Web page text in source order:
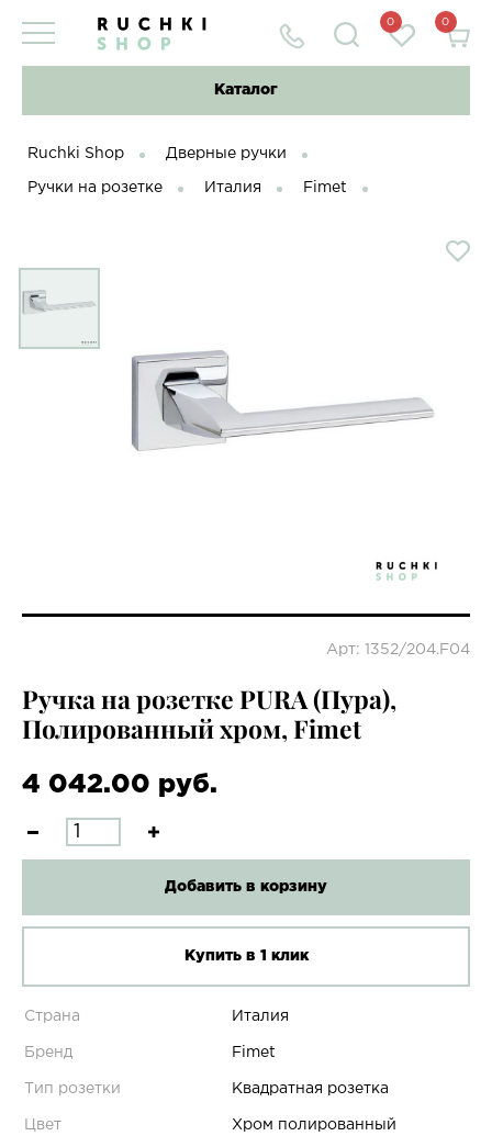
0 0
Каталог
Ruchki Shop Дверные ручки
Ручки на розетке Италия Fimet
Арт: 1352/204.F04
Ручка на розетке PURA (Пура),
Полированный хром, Fimet
4 042.00 руб.
Добавить в корзину
Купить в 1 клик
Страна Италия
Бренд Fimet
Тип розетки Квадратная розетка
Цвет Хром полированный